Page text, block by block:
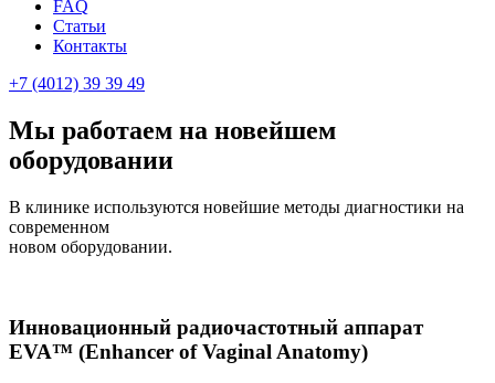
FAQ
Статьи
Контакты
+7 (4012) 39 39 49
Мы работаем на новейшем
оборудовании
В клинике используются новейшие методы диагностики на
современном
новом оборудовании.
Инновационный радиочастотный аппарат
EVA™ (Enhancer of Vaginal Anatomy)